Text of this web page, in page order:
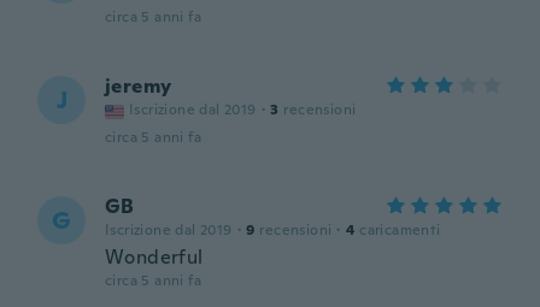
circa 5 anni fa
J jeremy
Iscrizione dal 2019 · 3 recensioni
circa 5 anni fa
G GB
Iscrizione dal 2019 · 9 recensioni · 4 caricamenti
Wonderful
circa 5 anni fa